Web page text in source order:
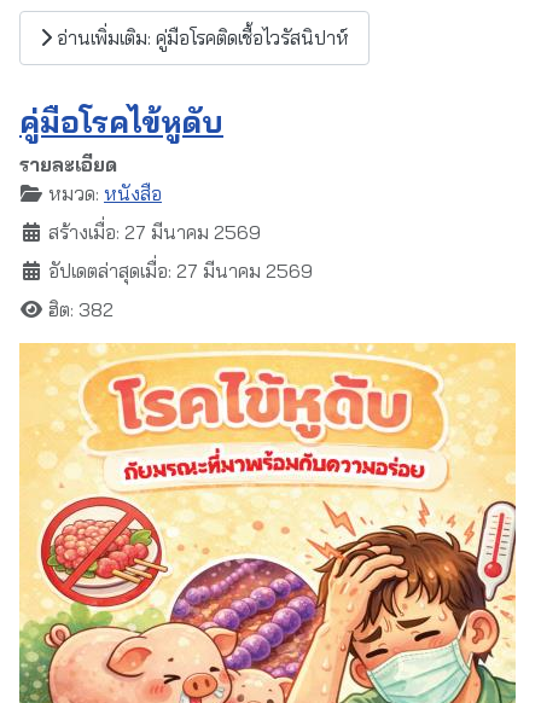
อ่านเพิ่มเติม: คู่มือโรคติดเชื้อไวรัสนิปาห์
คู่มือโรคไข้หูดับ
รายละเอียด
หมวด: หนังสือ
สร้างเมื่อ: 27 มีนาคม 2569
อัปเดตล่าสุดเมื่อ: 27 มีนาคม 2569
ฮิต: 382